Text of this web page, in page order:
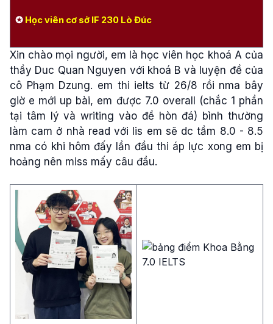
✪ Học viên cơ sở IF 230 Lò Đúc
Xin chào mọi người, em là học viên học khoá A của
thầy Duc Quan Nguyen với khoá B và luyện đề của
cô Phạm Dzung. em thi ielts từ 26/8 rồi nma bây
giờ e mới up bài, em được 7.0 overall (chắc 1 phần
tại tâm lý và writing vào đề hòn đá) bình thường
làm cam ở nhà read với lis em sẽ dc tầm 8.0 - 8.5
nma có khi hôm đấy lần đầu thi áp lực xong em bị
hoảng nên miss mấy câu đầu.